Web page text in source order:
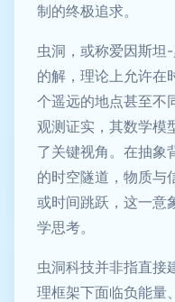
制的终极追求。
虫洞，或称爱因斯坦
的解，理论上允许在
个遥远的地点甚至不
观测证实，其数学模
了关键视角。在抽象
的时空隧道，物质与
或时间跳跃，这一意
学思考。
虫洞科技并非指直
理框架下面临负能量